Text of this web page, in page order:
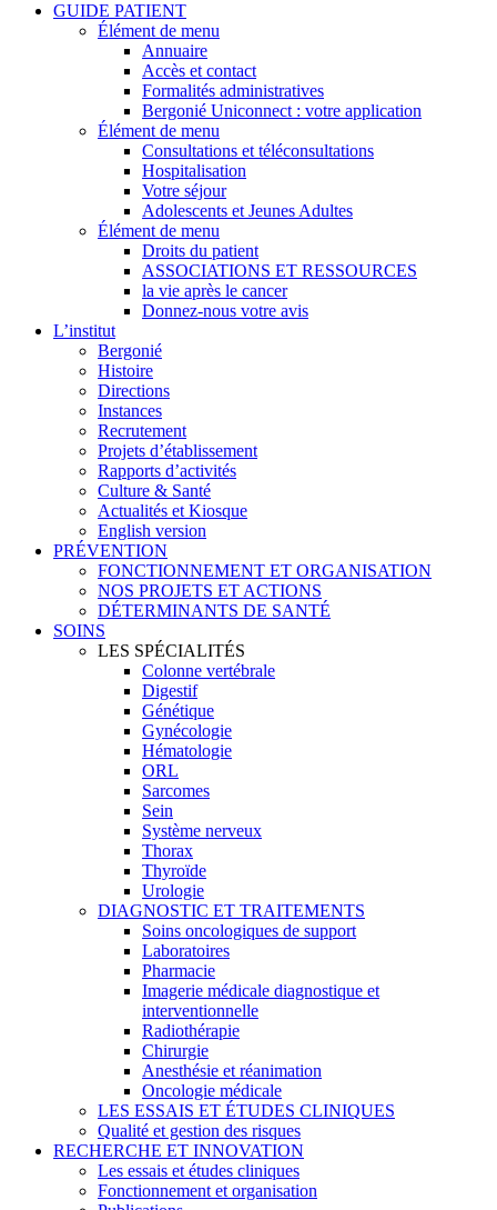
GUIDE PATIENT
Élément de menu
Annuaire
Accès et contact
Formalités administratives
Bergonié Uniconnect : votre application
Élément de menu
Consultations et téléconsultations
Hospitalisation
Votre séjour
Adolescents et Jeunes Adultes
Élément de menu
Droits du patient
ASSOCIATIONS ET RESSOURCES
la vie après le cancer
Donnez-nous votre avis
L’institut
Bergonié
Histoire
Directions
Instances
Recrutement
Projets d’établissement
Rapports d’activités
Culture & Santé
Actualités et Kiosque
English version
PRÉVENTION
FONCTIONNEMENT ET ORGANISATION
NOS PROJETS ET ACTIONS
DÉTERMINANTS DE SANTÉ
SOINS
LES SPÉCIALITÉS
Colonne vertébrale
Digestif
Génétique
Gynécologie
Hématologie
ORL
Sarcomes
Sein
Système nerveux
Thorax
Thyroïde
Urologie
DIAGNOSTIC ET TRAITEMENTS
Soins oncologiques de support
Laboratoires
Pharmacie
Imagerie médicale diagnostique et
interventionnelle
Radiothérapie
Chirurgie
Anesthésie et réanimation
Oncologie médicale
LES ESSAIS ET ÉTUDES CLINIQUES
Qualité et gestion des risques
RECHERCHE ET INNOVATION
Les essais et études cliniques
Fonctionnement et organisation